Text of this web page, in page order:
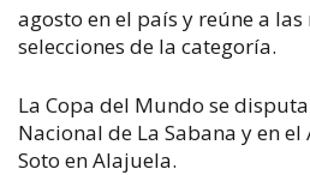
agosto en el país y reúne a las
selecciones de la categoría.
La Copa del Mundo se
Nacional de La Sabana y en
Soto en Alajuela.